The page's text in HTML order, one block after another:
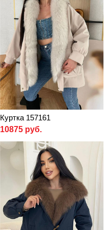
Куртка 157161
10875 руб.